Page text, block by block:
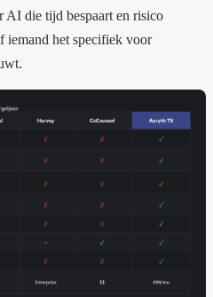
AI die tijd bespaart en risico
iemand het specifiek voor